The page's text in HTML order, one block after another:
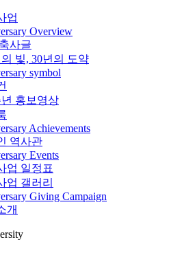
업
Overview
사글
의 빛, 30년의 도약
symbol
년 홍보영상
Achievements
역사관
Events
업 일정표
업 갤러리
Giving Campaign
개